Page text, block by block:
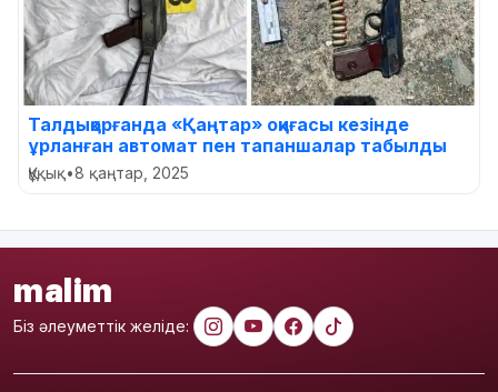
Талдықорғанда «Қаңтар» оқиғасы кезінде
ұрланған автомат пен тапаншалар табылды
Құқық•8 қаңтар, 2025
malim
Біз әлеуметтік желіде: